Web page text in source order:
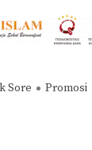
Sore Promosi